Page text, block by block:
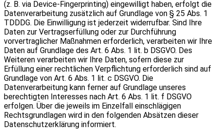
(z. B. via Device-Fingerprinting) eingewilligt haben, erfolgt die
Datenverarbeitung zusätzlich auf Grundlage von § 25 Abs. 1
TDDDG. Die Einwilligung ist jederzeit widerrufbar. Sind Ihre
Daten zur Vertragserfüllung oder zur Durchführung
vorvertraglicher Maßnahmen erforderlich, verarbeiten wir Ihre
Daten auf Grundlage des Art. 6 Abs. 1 lit. b DSGVO. Des
Weiteren verarbeiten wir Ihre Daten, sofern diese zur
Erfüllung einer rechtlichen Verpflichtung erforderlich sind auf
Grundlage von Art. 6 Abs. 1 lit. c DSGVO. Die
Datenverarbeitung kann ferner auf Grundlage unseres
berechtigten Interesses nach Art. 6 Abs. 1 lit. f DSGVO
erfolgen. Über die jeweils im Einzelfall einschlägigen
Rechtsgrundlagen wird in den folgenden Absätzen dieser
Datenschutzerklärung informiert.